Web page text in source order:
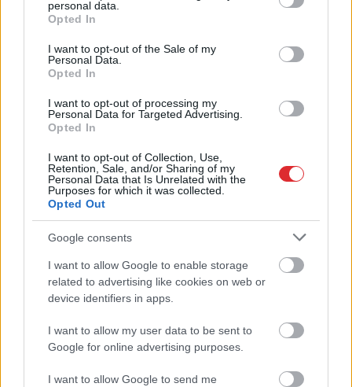
grant or deny consent to Google and its third-party tags to
use your data for below specified purposes in below Google
consent section.
personal data.
Opted In
I want to opt-out of the Sale of my
Personal Data.
Opted In
I want to opt-out of processing my
Personal Data for Targeted Advertising.
Opted In
I want to opt-out of Collection, Use,
Retention, Sale, and/or Sharing of my
Personal Data that Is Unrelated with the
Purposes for which it was collected.
Opted Out
Google consents
I want to allow Google to enable storage
related to advertising like cookies on web or
device identifiers in apps.
I want to allow my user data to be sent to
Google for online advertising purposes.
I want to allow Google to send me
ar Putinu; Slaidiņš
izšķirt
autovadītājus
neuzkāpt uz tā paša
Atcelt Ziņot